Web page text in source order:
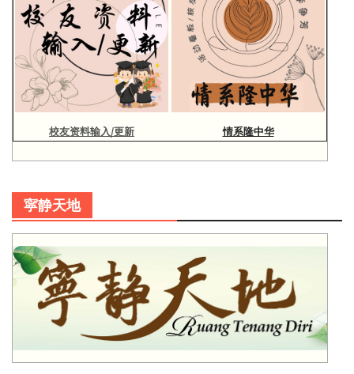
校友资料输入/更新 情系隆中华
寜静天地